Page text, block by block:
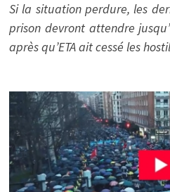
Si la situation perdure, les
prison devront attendre
après qu’ETA ait cessé les